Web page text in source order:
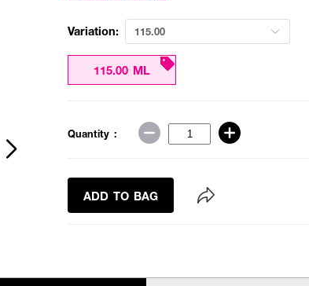
Variation: 115.00
115.00 ML
Quantity :
ADD TO BAG